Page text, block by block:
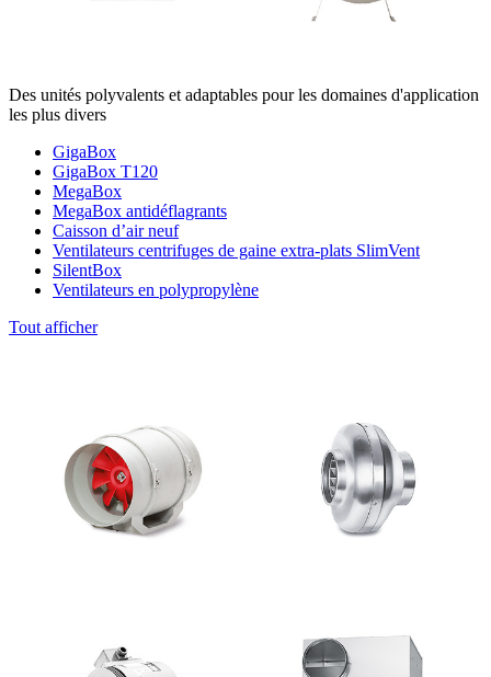
Des unités polyvalents et adaptables pour les domaines d'application
les plus divers
GigaBox
GigaBox T120
MegaBox
MegaBox antidéflagrants
Caisson d’air neuf
Ventilateurs centrifuges de gaine extra-plats SlimVent
SilentBox
Ventilateurs en polypropylène
Tout afficher